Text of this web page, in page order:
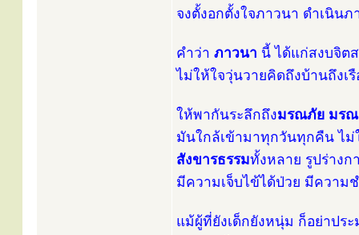
จงตั้งอกตั้งใจภาวนา ดำเนินภ
คำว่า ภาวนา นี้ ได้แก่สงบจิต
ไม่ให้ใจวุ่นวายคิดถึงบ้านถึง
ให้พากันระลึกถึงมรณภัย มรณ
มันใกล้เข้ามาทุกวันทุกคืน ไม่
สังขารธรรมทั้งหลาย รูปร่างก
มีความเจ็บไข้ได้ป่วย มีความ
แม้ผู้ที่ยังเด็กยังหนุ่ม ก็อย่าปร